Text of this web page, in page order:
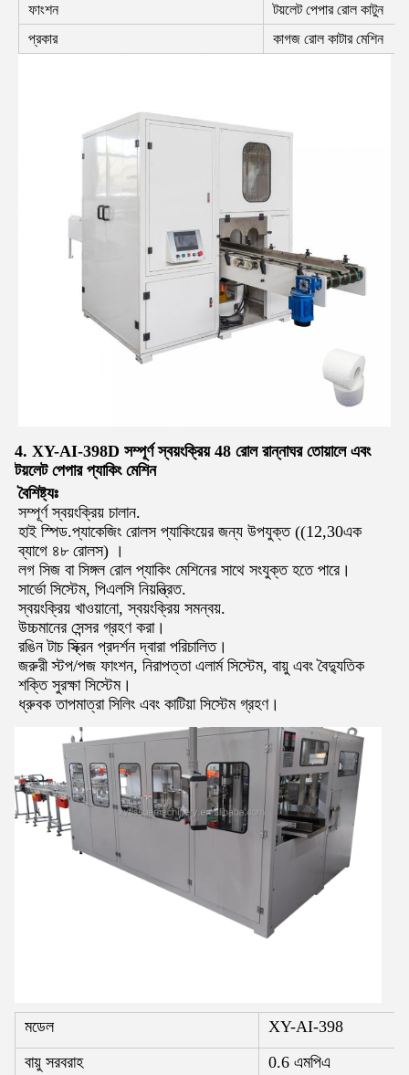
ফাংশন
টয়লেট পেপার রোল কাটুন
প্রকার
কাগজ রোল কাটার মেশিন
4. XY-AI-398D সম্পূর্ণ স্বয়ংক্রিয় 48 রোল রান্নাঘর তোয়ালে এবং
টয়লেট পেপার প্যাকিং মেশিন
বৈশিষ্ট্যঃ
সম্পূর্ণ স্বয়ংক্রিয় চালান.
হাই স্পিড.প্যাকেজিং রোলস প্যাকিংয়ের জন্য উপযুক্ত ((12,30এক
ব্যাগে ৪৮ রোলস) ।
লগ সিজ বা সিঙ্গল রোল প্যাকিং মেশিনের সাথে সংযুক্ত হতে পারে।
সার্ভো সিস্টেম, পিএলসি নিয়ন্ত্রিত.
স্বয়ংক্রিয় খাওয়ানো, স্বয়ংক্রিয় সমন্বয়.
উচ্চমানের সেন্সর গ্রহণ করা।
রঙিন টাচ স্ক্রিন প্রদর্শন দ্বারা পরিচালিত।
জরুরী স্টপ/পজ ফাংশন, নিরাপত্তা এলার্ম সিস্টেম, বায়ু এবং বৈদ্যুতিক
শক্তি সুরক্ষা সিস্টেম।
ধ্রুবক তাপমাত্রা সিলিং এবং কাটিয়া সিস্টেম গ্রহণ।
মডেল
XY-AI-398
বায়ু সরবরাহ
0.6 এমপিএ